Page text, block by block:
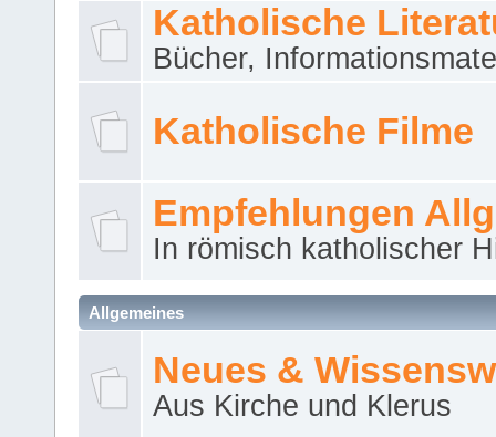
Katholische
Bücher,
Katholische Filme
Empfehlungen
In römisch katholischer
Allgemeines
Neues &
Aus Kirche und Klerus